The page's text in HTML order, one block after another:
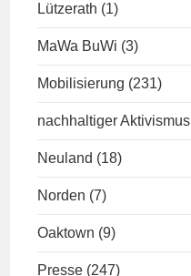
Lützerath (1)
MaWa BuWi (3)
Mobilisierung (231)
nachhaltiger Aktivismus
Neuland (18)
Norden (7)
Oaktown (9)
Presse (247)